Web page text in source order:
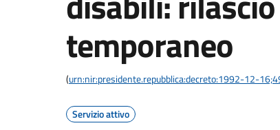
temporaneo
(urn:nir:presidente.repubblica:decreto:1992-12-
Servizio attivo